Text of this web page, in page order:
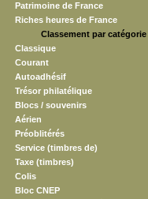
Patrimoine de France
Riches heures de France
Classement par catégorie
Classique
Courant
Autoadhésif
Trésor philatélique
Blocs / souvenirs
Aérien
Préoblitérés
Service (timbres de)
Taxe (timbres)
Colis
Bloc CNEP